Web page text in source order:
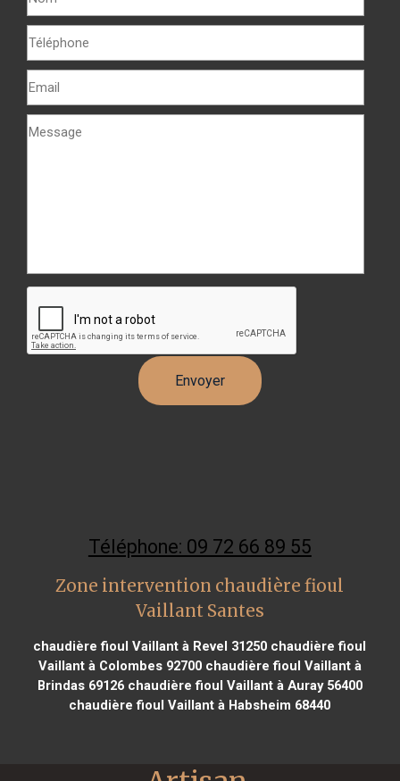
Téléphone: 09 72 66 89 55
Zone intervention chaudière fioul
Vaillant Santes
chaudière fioul Vaillant à Revel 31250 chaudière fioul
Vaillant à Colombes 92700chaudière fioul Vaillant à
Brindas 69126chaudière fioul Vaillant à Auray 56400
chaudière fioul Vaillant à Habsheim 68440